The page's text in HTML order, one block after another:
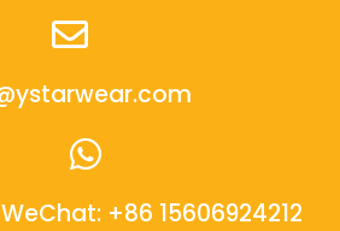
+86 15606924212